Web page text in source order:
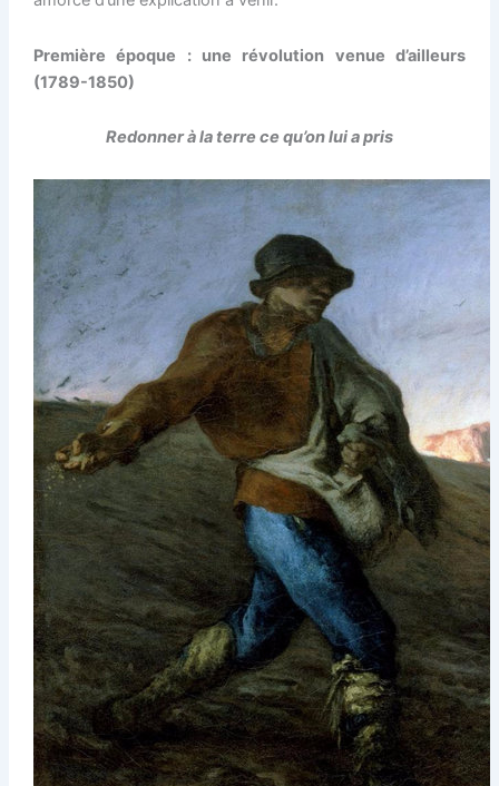
Première époque
: une révolution venue d’ailleurs
(1789-1850)
Redonner à la terre ce qu’on lui a pris